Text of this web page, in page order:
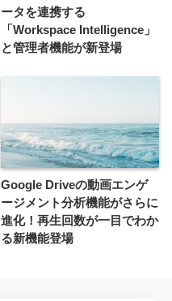
ータを連携する
「Workspace Intelligence」
と管理者機能が新登場
Google Driveの動画エンゲ
ージメント分析機能がさらに
進化！再生回数が一目でわか
る新機能登場